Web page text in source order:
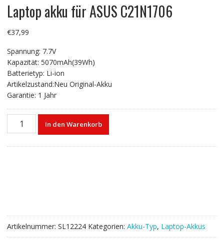
Laptop akku für ASUS C21N1706
€37,99
Spannung: 7.7V
Kapazität: 5070mAh(39Wh)
Batterietyp: Li-ion
Artikelzustand:Neu Original-Akku
Garantie: 1 Jahr
Laptop
In den Warenkorb
Artikelnummer: SL12224 Kategorien: Akku-Typ, Laptop-Akkus